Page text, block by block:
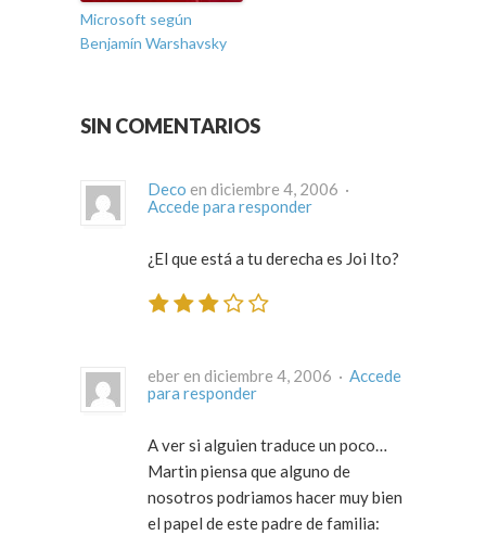
Microsoft según
Benjamín Warshavsky
SIN COMENTARIOS
Deco
en diciembre 4, 2006 ·
Accede para responder
¿El que está a tu derecha es Joi Ito?
eber en diciembre 4, 2006 · Accede
para responder
A ver si alguien traduce un poco…
Martin piensa que alguno de
nosotros podriamos hacer muy bien
el papel de este padre de familia: